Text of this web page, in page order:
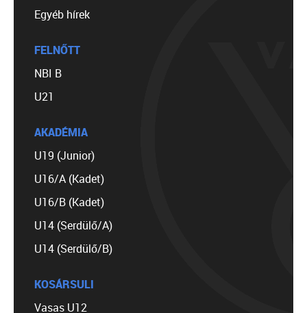
Egyéb hírek
FELNŐTT
NBI B
U21
AKADÉMIA
U19 (Junior)
U16/A (Kadet)
U16/B (Kadet)
U14 (Serdülő/A)
U14 (Serdülő/B)
KOSÁRSULI
Vasas U12